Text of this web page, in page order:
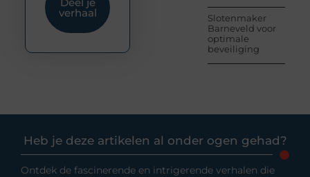
Slotenmaker
Barneveld voor
optimale
beveiliging
Deel je
verhaal
Heb je deze artikelen al onder ogen gehad?
Ontdek de fascinerende en intrigerende verhalen die